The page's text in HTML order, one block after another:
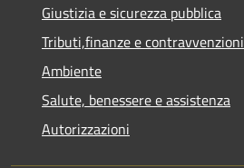
Giustizia e sicurezza pubblica
Tributi,finanze e contravvenzioni
Ambiente
Salute, benessere e assistenza
Autorizzazioni